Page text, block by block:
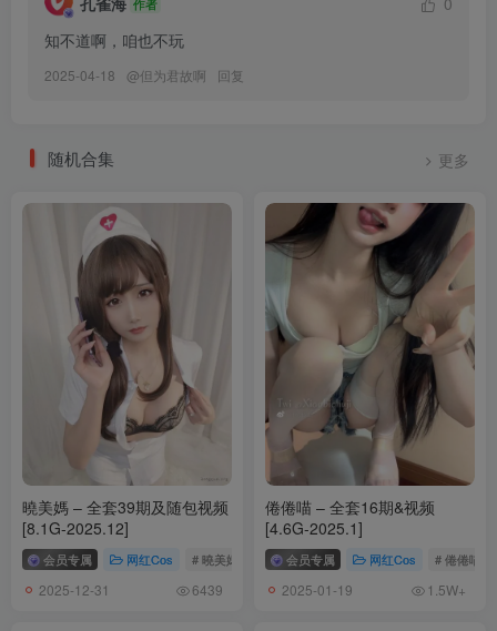
[4.14]
Seya-狮砸 – NO.028 崩坏：星穹铁道 银狼 [9P-112MB]
Seya-狮砸 – NO.027 原神 塔利雅 [9P-112MB]
Seya-狮砸 – NO.025 毒蛇兔女郎[12P-139.5M]
Seya-狮砸 – NO.024 原神 神里绫华·霜刃[12P-195.6M]
Seya-狮砸 – NO.023 碧蓝航线 兴登堡 [12P-133MB]
[2025.1.14]
Seya-狮砸 – NO.022 25年01月限定 狂三旗袍2[12P-133.8M]
Seya-狮砸 – NO.021 25年01月限定 狂三旗袍1[12P-142.2M]
作者
知不道啊，咱也不玩
2025-04-18 @但为君故啊 回复
随机合集 更多
曉美媽 – 全套39期及随包视频
[8.1G-2025.12]
会员专属 网红Cos # 曉美媽
2025-12-31 6439
倦倦喵 – 全套16期&视频
[4.6G-2025.1]
会员专属 网红Cos # 倦倦喵
2025-01-19 1.5W+